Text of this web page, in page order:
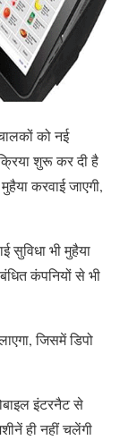
को नई
शुरू कर दी है
करवाई जाएगी,
सुविधा भी मुहैया
कंपनियों से भी
जिसमें डिपो
इंटरनैट से
ही नहीं चलेंगी